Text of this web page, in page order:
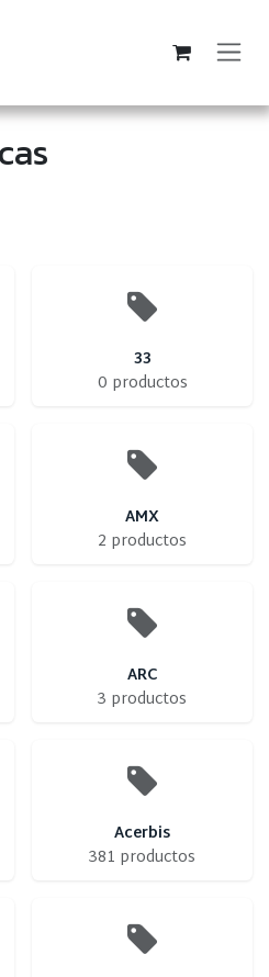
33
0 productos
AMX
2 productos
ARC
3 productos
Acerbis
381 productos